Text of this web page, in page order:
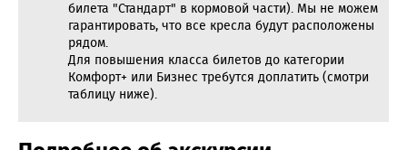
билета "Стандарт" в кормовой части). Мы не можем
гарантировать, что все кресла будут расположены
рядом.
Для повышения класса билетов до категории
Комфорт+ или Бизнес требутся доплатить (смотри
таблицу ниже).